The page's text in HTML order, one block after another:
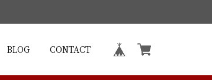
BLOG CONTACT